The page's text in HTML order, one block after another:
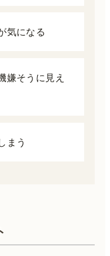
気になる
嫌そうに見え
まう